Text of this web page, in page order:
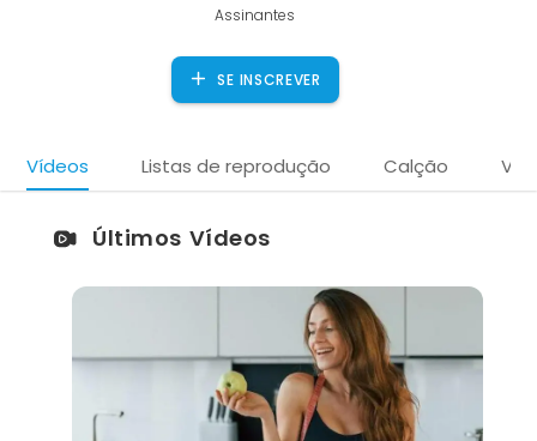
Assinantes
SE INSCREVER
Vídeos Listas de reprodução Calção
Últimos Vídeos